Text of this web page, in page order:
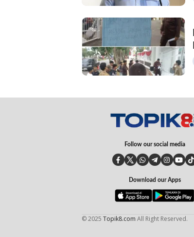
Follow our social media
Download our Apps
© 2025 Topik8.com All Right Reserved.